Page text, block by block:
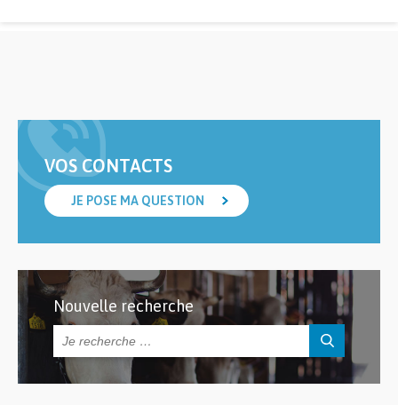
VOS CONTACTS
JE POSE MA QUESTION
Nouvelle recherche